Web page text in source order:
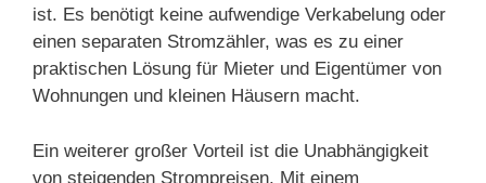
ist. Es benötigt keine aufwendige Verkabelung oder
einen separaten Stromzähler, was es zu einer
praktischen Lösung für Mieter und Eigentümer von
Wohnungen und kleinen Häusern macht.
Ein weiterer großer Vorteil ist die Unabhängigkeit
von steigenden Strompreisen. Mit einem